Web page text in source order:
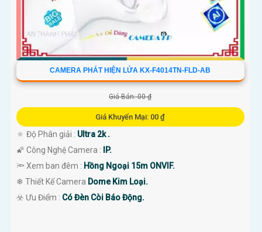
CAMERA PHÁT HIỆN LỬA KX-F4014TN-FLD-AB
Giá Bán: 00 ₫
Giá Khuyến Mại: 00 ₫
🔅 Độ Phân giải : Ultra 2k .
🌠 Công Nghệ Camera :
IP.
🔦 Xem ban đêm : Hồng Ngoại 15m ONVIF.
❄ Thiết Kế Camera Dome Kim Loại.
️☣️ Ưu Điểm : Có Đèn Còi Báo Động.